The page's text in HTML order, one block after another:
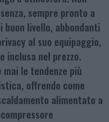
sempre pronto a
livello, abbondanti
al suo equipaggio,
inclusa nel prezzo.
le tendenze più
offrendo come
alimentato a